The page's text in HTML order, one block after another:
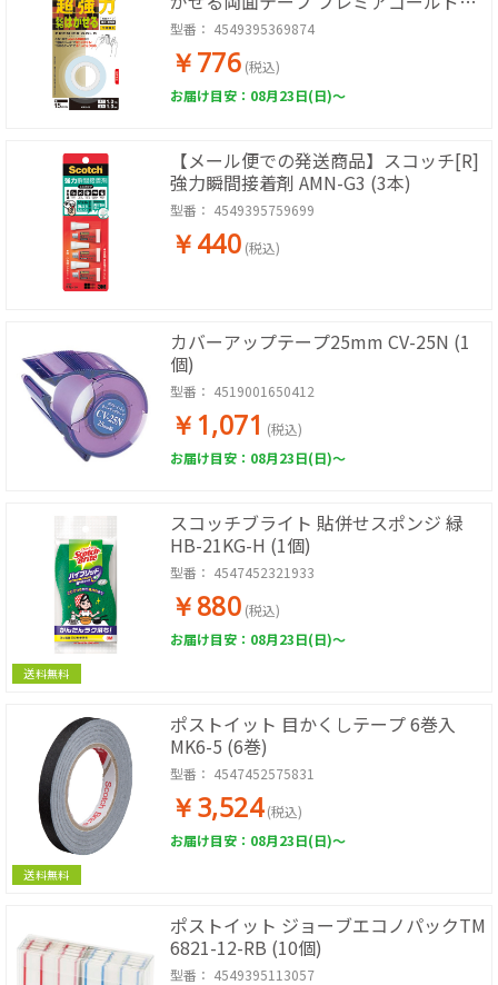
KRG-15 (1巻)
型番： 4549395369874
￥776 (税込)
お届け目安：08月23日(日)～
【メール便での発送商品】スコッチ[R]
強力瞬間接着剤 AMN-G3 (3本)
型番： 4549395759699
￥440 (税込)
カバーアップテープ25mm CV-25N (1
個)
型番： 4519001650412
￥1,071 (税込)
お届け目安：08月23日(日)～
送料無料
スコッチブライト 貼併せスポンジ 緑
HB-21KG-H (1個)
型番： 4547452321933
￥880 (税込)
お届け目安：08月23日(日)～
送料無料
ポストイット 目かくしテープ 6巻入
MK6-5 (6巻)
型番： 4547452575831
￥3,524 (税込)
お届け目安：08月23日(日)～
ポストイット ジョーブエコノパックTM
6821-12-RB (10個)
型番： 4549395113057